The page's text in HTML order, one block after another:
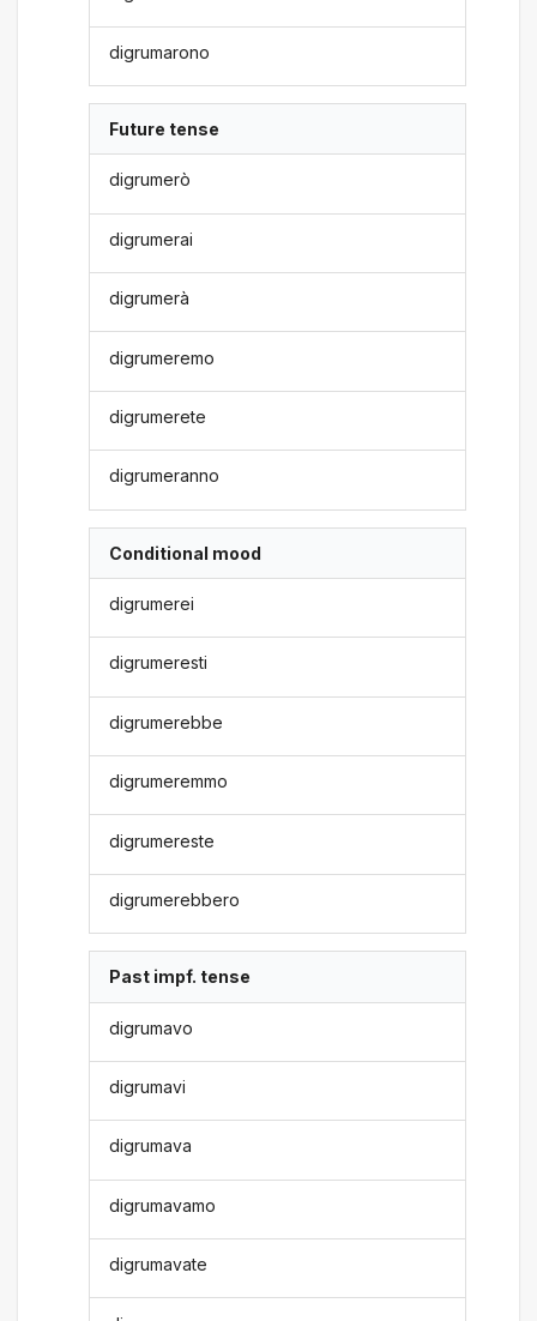
digrumarono
Future tense
digrumerò
digrumerai
digrumerà
digrumeremo
digrumerete
digrumeranno
Conditional mood
digrumerei
digrumeresti
digrumerebbe
digrumeremmo
digrumereste
digrumerebbero
Past impf. tense
digrumavo
digrumavi
digrumava
digrumavamo
digrumavate